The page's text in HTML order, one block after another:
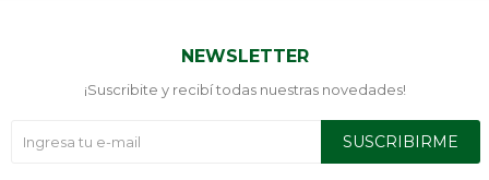
NEWSLETTER
¡Suscribite y recibí todas nuestras novedades!
SUSCRIBIRME